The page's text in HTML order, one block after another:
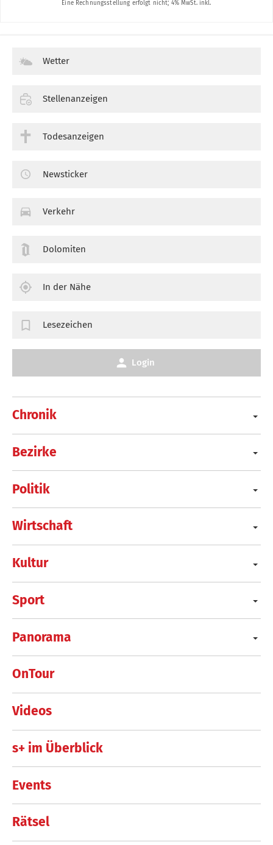
Chronik
Bezirke
Politik
Wirtschaft
Kultur
Sport
Panorama
OnTour
Videos
s+ im Überblick
Events
Rätsel
Wetter
Stellenanzeigen
Todesanzeigen
Newsticker
Verkehr
Dolomiten
In der Nähe
Lesezeichen
Login